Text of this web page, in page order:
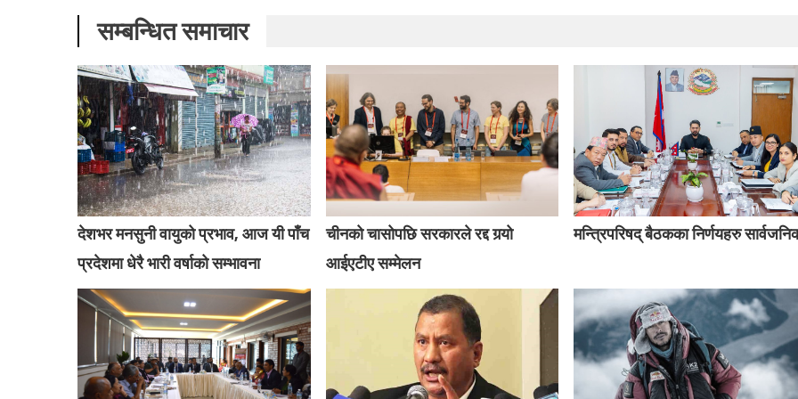
सम्बन्धित समाचार
देशभर मनसुनी वायुको प्रभाव, आज यी पाँच
प्रदेशमा धेरै भारी वर्षाको सम्भावना
चीनको चासोपछि सरकारले रद्द गर्‍यो
आईएटीए सम्मेलन
मन्त्रिपरिषद् बैठकका निर्णयहरु